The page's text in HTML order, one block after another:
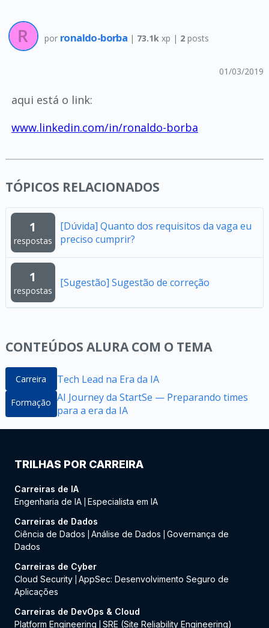
por ronaldo-borba | 73.1k xp | 2posts
01/03/2019
aqui está o link:
www.linkedin.com/in/ronaldo-borba
TÓPICOS RELACIONADOS
1
respostas
[Dúvida] Quanto dos requisitos da vaga eu
preciso cumprir?
1
respostas
[Sugestão] Sugestão de correção
CONTEÚDOS ALURA COM O TEMA
Carreira Tech Lead na Era da IA
Formação AI Journey da StartSe — Preparando times
para a era da IA
TRILHAS POR CARREIRA
Carreiras de IA
Engenharia de IA Especialista em IA
Carreiras de Dados
Ciência de Dados
Análise de Dados
Governança de
Dados
Carreiras de Cyber
Cloud Security AppSec: Desenvolvimento Seguro de
Aplicações
Carreiras de DevOps & Cloud
Platform Engineering
SRE (Site Reliability Engineering)